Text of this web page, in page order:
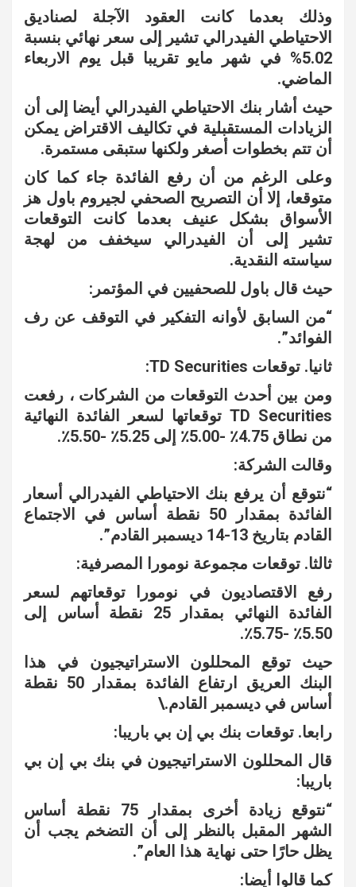
وذلك بعدما كانت العقود الآجلة لصناديق
الاحتياطي الفيدرالي تشير إلى سعر نهائي بنسبة
5.02% في شهر مايو تقريبا قبل يوم الاربعاء
الماضي.
حيث أشار بنك الاحتياطي الفيدرالي أيضا إلى أن
الزيادات المستقبلية في تكاليف الاقتراض يمكن
أن تتم بخطوات أصغر ولكنها ستبقى مستمرة.
وعلى الرغم من أن رفع الفائدة جاء كما كان
متوقعا، إلا أن التصريح الصحفي لجيروم باول هز
الأسواق بشكل عنيف بعدما كانت التوقعات
تشير إلى أن الفيدرالي سيخفف من لهجة
سياسته النقدية.
حيث قال باول للصحفيين في المؤتمر:
“من السابق لأوانه التفكير في التوقف عن رف
الفوائد”.
ثانيا. توقعات TD Securities:
ومن بين أحدث التوقعات من الشركات ، رفعت
TD Securities توقعاتها لسعر الفائدة النهائية
من نطاق 4.75٪ -5.00٪ إلى 5.25٪ -5.50٪.
وقالت الشركة:
“نتوقع أن يرفع بنك الاحتياطي الفيدرالي أسعار
الفائدة بمقدار 50 نقطة أساس في الاجتماع
القادم بتاريخ 13-14 ديسمبر القادم”.
ثالثا. توقعات مجموعة نومورا المصرفية:
رفع الاقتصاديون في نومورا توقعاتهم لسعر
الفائدة النهائي بمقدار 25 نقطة أساس إلى
5.50٪ -5.75٪.
حيث توقع المحللون الاستراتيجيون في هذا
البنك العريق ارتفاع الفائدة بمقدار 50 نقطة
أساس في ديسمبر القادم.\
رابعا. توقعات بنك بي إن بي باريبا:
قال المحللون الاستراتيجيون في بنك بي إن بي
باريبا:
“نتوقع زيادة أخرى بمقدار 75 نقطة أساس
الشهر المقبل بالنظر إلى أن التضخم يجب أن
يظل حارًا حتى نهاية هذا العام”.
كما قالوا أيضا: